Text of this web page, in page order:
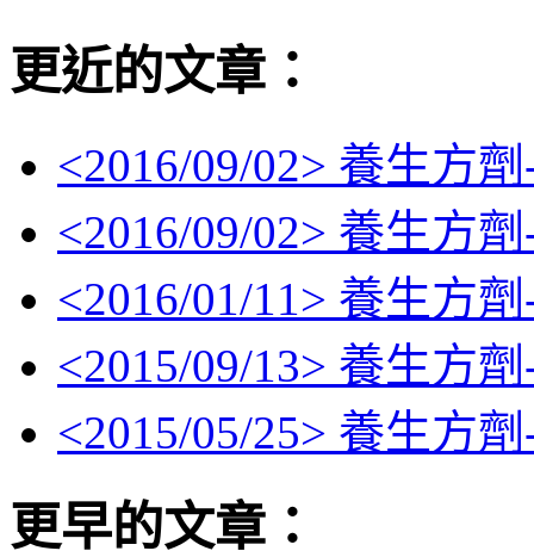
更近的文章：
<2016/09/02> 養生方
<2016/09/02> 養生方
<2016/01/11> 養生方
<2015/09/13> 養生方
<2015/05/25> 養生方
更早的文章：